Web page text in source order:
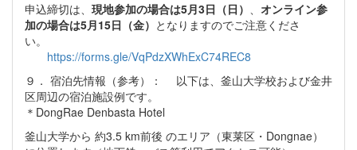
申込締切は、 現地参加の場合は5月3日（日） 、 オンライン参
加の場合は5月15日（金） となりますのでご注意くださ
い。
https://forms.gle/VqPdzXWhExC74REC8
９． 宿泊先情報（参考）： 以下は、釜山大学校および金井
区周辺の宿泊施設例です。
＊DongRae Denbasta Hotel
釜山大学から 約3.5 km前後 のエリア（東莱区・Dongnae）